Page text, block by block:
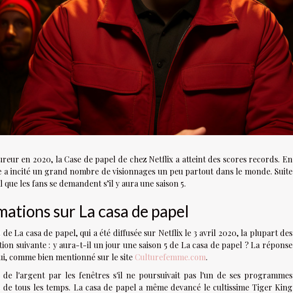
en 2020, la Case de papel de chez Netflix a atteint des scores records. En
a incité un grand nombre de visionnages un peu partout dans le monde. Suite
les fans se demandent s’il y aura une saison 5.
sur La casa de papel
La casa de papel, qui a été diffusée sur Netflix le 3 avril 2020, la plupart des
suivante : y aura-t-il un jour une saison 5 de La casa de papel ? La réponse
comme bien mentionné sur le site Culturefemme.com.
l'argent par les fenêtres s'il ne poursuivait pas l'un de ses programmes
tous les temps. La casa de papel a même devancé le cultissime Tiger King